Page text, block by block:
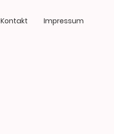
Kontakt Impressum